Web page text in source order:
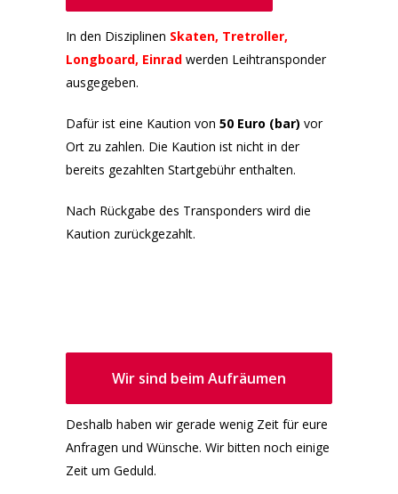
In den Disziplinen Skaten, Tretroller,
Longboard, Einrad werden Leihtransponder
ausgegeben.
Dafür ist eine Kaution von 50 Euro (bar) vor
Ort zu zahlen. Die Kaution ist nicht in der
bereits gezahlten Startgebühr enthalten.
Nach Rückgabe des Transponders wird die
Kaution zurückgezahlt.
Wir sind beim Aufräumen
Deshalb haben wir gerade wenig Zeit für eure
Anfragen und Wünsche. Wir bitten noch einige
Zeit um Geduld.